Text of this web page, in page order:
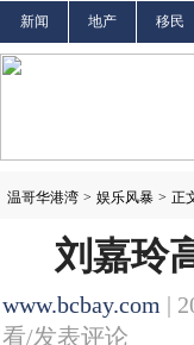
新闻 地产 移民
温哥华港湾 > 娱乐风暴 > 正
刘嘉玲
www.bcbay.com |
看/发表评论